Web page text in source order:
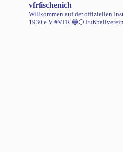
vfrfischenich
Willkommen auf der offiziellen
1930 e.V #VFR 🔵⚪️